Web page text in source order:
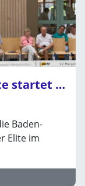
Kunst- und Einradsport: Elite startet in Saison 2026
Baden-
Elite im